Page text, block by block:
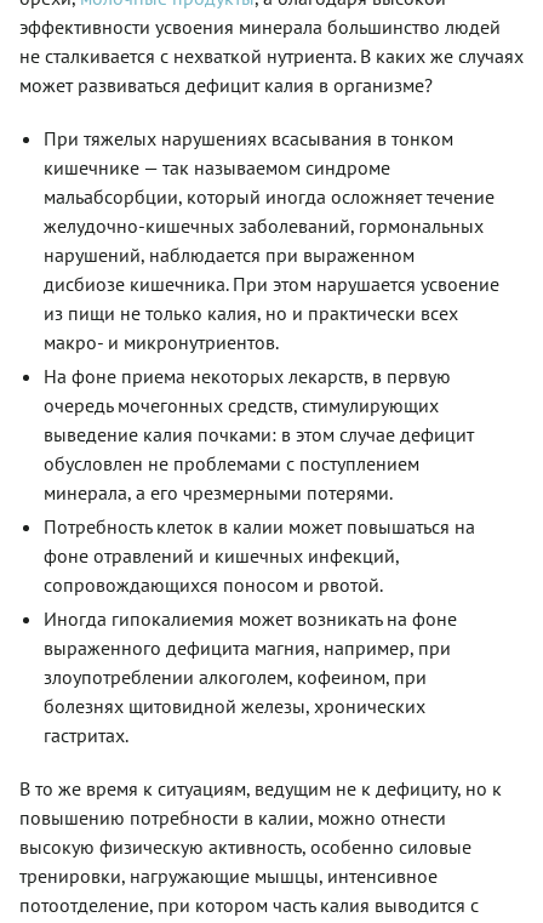
эффективности усвоения минерала большинство людей
не сталкивается с нехваткой нутриента. В каких же случаях
может развиваться дефицит калия в организме?
При тяжелых нарушениях всасывания в тонком
кишечнике — так называемом синдроме
мальабсорбции, который иногда осложняет течение
желудочно-кишечных заболеваний, гормональных
нарушений, наблюдается при выраженном
дисбиозе кишечника. При этом нарушается усвоение
из пищи не только калия, но и практически всех
макро- и микронутриентов.
На фоне приема некоторых лекарств, в первую
очередь мочегонных средств, стимулирующих
выведение калия почками: в этом случае дефицит
обусловлен не проблемами с поступлением
минерала, а его чрезмерными потерями.
Потребность клеток в калии может повышаться на
фоне отравлений и кишечных инфекций,
сопровождающихся поносом и рвотой.
Иногда гипокалиемия может возникать на фоне
выраженного дефицита магния, например, при
злоупотреблении алкоголем, кофеином, при
болезнях щитовидной железы, хронических
гастритах.
В то же время к ситуациям, ведущим не к дефициту, но к
повышению потребности в калии, можно отнести
высокую физическую активность, особенно силовые
тренировки, нагружающие мышцы, интенсивное
потоотделение, при котором часть калия выводится с